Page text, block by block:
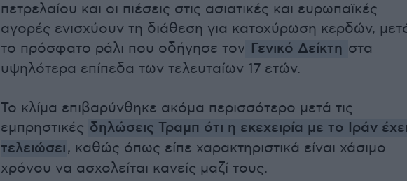
πετρελαίου και οι πιέσεις στις ασιατικές και ευρωπαϊκές
αγορές ενισχύουν τη διάθεση για κατοχύρωση κερδών,
το πρόσφατο ράλι που οδήγησε τον Γενικό Δείκτη στα
υψηλότερα επίπεδα των τελευταίων 17 ετών.
Το κλίμα επιβαρύνθηκε ακόμα περισσότερο μετά τις
εμπρηστικές δηλώσεις Τραμπ ότι η εκεχειρία με το Ιράν
τελειώσει, καθώς όπως είπε χαρακτηριστικά είναι χάσιμο
χρόνου να ασχολείται κανείς μαζί τους.